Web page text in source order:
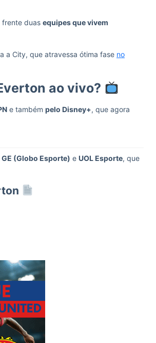
frente duas equipes que vivem
a City, que atravessa ótima fase no
ao vivo?
e também pelo Disney+, que agora
GE (Globo Esporte) e UOL Esporte, que